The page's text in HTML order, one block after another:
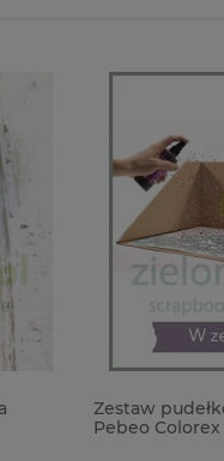
Zestaw
Pebeo Colorex